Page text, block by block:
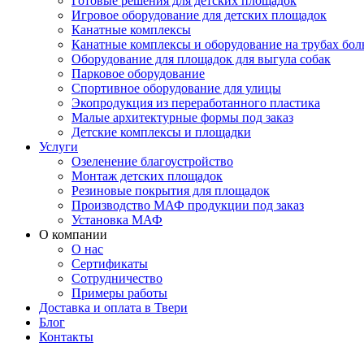
Игровое оборудование для детских площадок
Канатные комплексы
Канатные комплексы и оборудование на трубах
Оборудование для площадок для выгула собак
Парковое оборудование
Спортивное оборудование для улицы
Экопродукция из переработанного пластика
Малые архитектурные формы под заказ
Детские комплексы и площадки
Услуги
Озеленение благоустройство
Монтаж детских площадок
Резиновые покрытия для площадок
Производство МАФ продукции под заказ
Установка МАФ
О компании
О нас
Сертификаты
Сотрудничество
Примеры работы
Доставка и оплата в Твери
Блог
Контакты